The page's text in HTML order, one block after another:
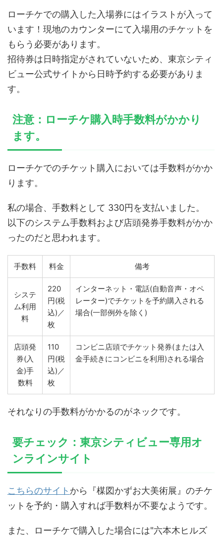
ローチケでの購入した入場券にはイラストが入って
います！現地のカウンターにて入場用のチケットを
もらう必要があります。
招待券は日時指定がされていないため、東京シティ
ビュー公式サイトから日時予約する必要がありま
す。
注意：ローチケ購入時手数料がかかり
ます。
ローチケでのチケット購入においては手数料がかか
ります。
私の場合、手数料として 330円を支払いました。
以下のシステム手数料および店頭発券手数料がかか
ったのだと思われます。
手数料 料金 備考
システ
ム利用
料
220
円(税
込)／
枚
インターネット・電話(自動音声・オペ
レーター)でチケットを予約購入される
場合(一部例外を除く)
店頭発
券(入
金)手
数料
110
円(税
込)／
枚
コンビニ店頭でチケット発券(または入
金手続きにコンビニを利用)される場合
それなりの手数料がかかるのがネックです。
要チェック：東京シティビュー専用オ
ンラインサイト
こちらのサイト から『楳図かずお大美術展』のチケ
ットを予約・購入すれば手数料が不要なようです。
また、ローチケで購入した場合には"六本木ヒルズ